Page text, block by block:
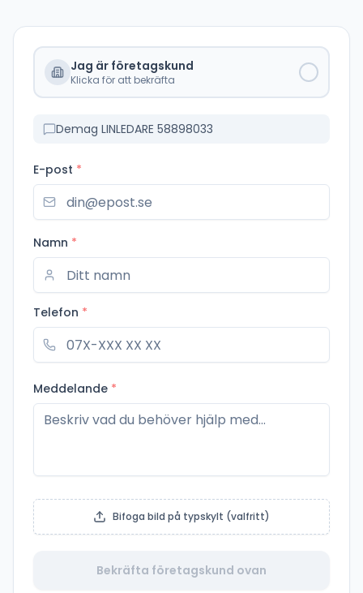
Jag är företagskund
Klicka för att bekräfta
Demag LINLEDARE 58898033
E-post *
Namn *
Telefon *
Meddelande *
Bifoga bild på typskylt (valfritt)
Bekräfta företagskund ovan